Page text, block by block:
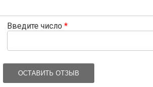
Введите число *
ОСТАВИТЬ ОТЗЫВ